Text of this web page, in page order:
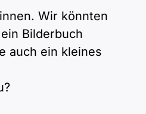
Wir könnten
Bilderbuch
auch ein kleines